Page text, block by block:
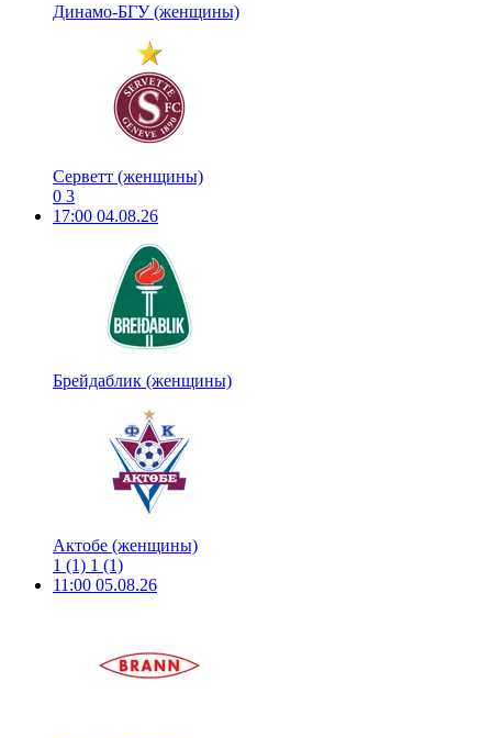
Динамо-БГУ (женщины)
Серветт (женщины)
0 3
17:00 04.08.26
Брейдаблик (женщины)
Актобе (женщины)
1 (1) 1 (1)
11:00 05.08.26